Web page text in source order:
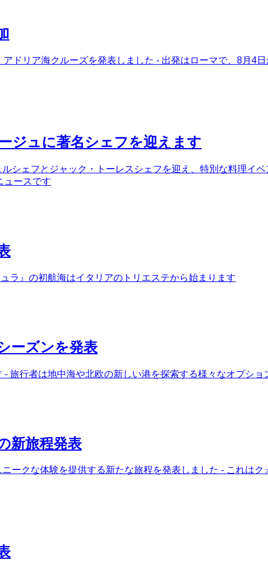
ドリア海クルーズを発表しました - 出発はローマで、8月4
ジュに著名シェフを迎えます
シェフとジャック・トーレスシェフを迎え、特別な料理イ
ュースです
ラ』の初航海はイタリアのトリエステから始まります
ーズンを発表
旅行者は地中海や北欧の新しい港を探索する様々なオプショ
新旅程発表
ークな体験を提供する新たな旅程を発表しました - これは